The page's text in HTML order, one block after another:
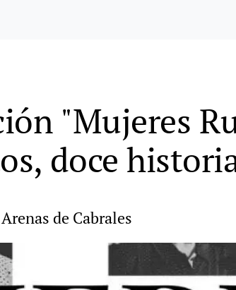
"Mujeres
doce
de Cabrales